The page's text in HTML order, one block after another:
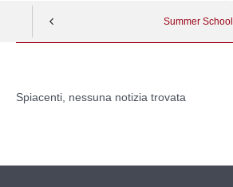
Summer School
contenuto
Spiacenti, nessuna notizia trovata